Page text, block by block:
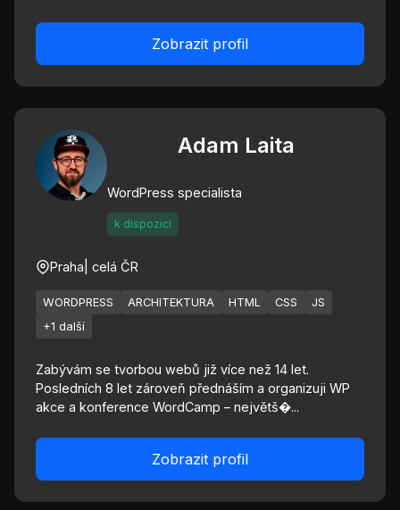
Zobrazit profil
Adam Laita
WordPress specialista
k dispozici
Praha | celá ČR
WORDPRESS ARCHITEKTURA HTML CSS
JS
+1 další
Zabývám se tvorbou webů již více než 14 let.
Posledních 8 let zároveň přednáším a organizuji WP
akce a konference WordCamp – největš�...
Zobrazit profil